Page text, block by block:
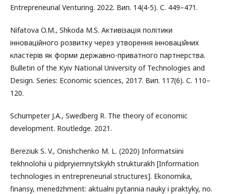
Entrepreneurial Venturing. 2022. Вип. 14(4-5). С. 449–471.
Nifatova O.M., Shkoda M.S. Активізація політики
інноваційного розвитку через утворення інноваційних
кластерів як форми державно-приватного партнерства.
Bulletin of the Kyiv National University of Technologies and
Design. Series: Economic sciences, 2017. Вип. 117(6). С. 110–
120.
Schumpeter J.A., Swedberg R. The theory of economic
development. Routledge. 2021.
Bereziuk S. V., Onishchenko M. L. (2020) Informatsiini
tekhnolohii u pidpryiemnytskykh strukturakh [Information
technologies in entrepreneurial structures]. Ekonomika,
finansy, menedzhment: aktualni pytannia nauky i praktyky, no.